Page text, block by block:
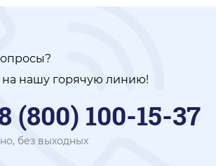
на нашу горячую линию!
(800) 100-15-37
без выходных